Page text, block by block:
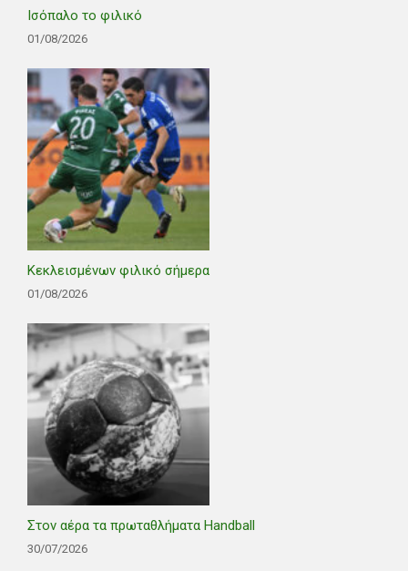
Ισόπαλο το φιλικό
01/08/2026
Κεκλεισμένων φιλικό σήμερα
01/08/2026
Στον αέρα τα πρωταθλήματα Handball
30/07/2026